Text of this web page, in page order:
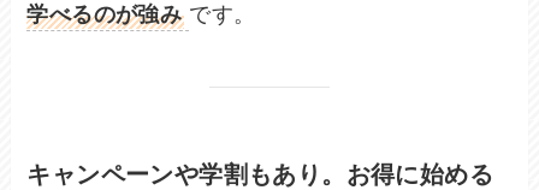
学べるのが強み です。
キャンペーンや学割もあり。お得に始める